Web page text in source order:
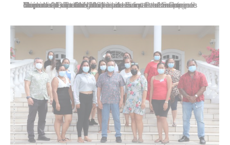
Une classe de CM1 de l’école Saint-Paul Sainte-Thérèse de Taunoa était à la découverte de Papeete ce jeudi 21 octobre 2021 sous la forme d’une randonnée urbaine. Une visite du marché municipal Mapuru a Paraita était de mise à cette occasion. Répartis par petits groupes de cinq et accompagnés d’un adulte, les élèves ont pris…